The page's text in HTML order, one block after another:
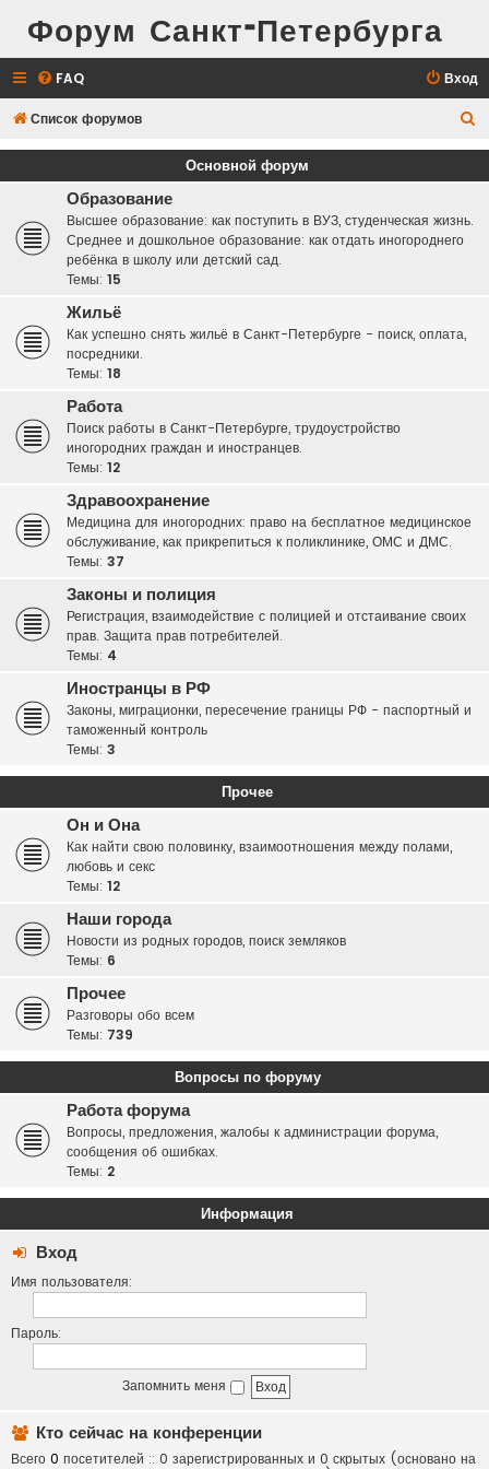
Форум Санкт-Петербурга
FAQ Вход
Список форумов
о
Основной форум
Образование
Высшее образование: как поступить в ВУЗ, студенческая жизнь.
Среднее и дошкольное образование: как отдать иногороднего
ребёнка в школу или детский сад.
Темы: 15
Жильё
Как успешно снять жильё в Санкт-Петербурге - поиск, оплата,
посредники.
Темы: 18
Работа
Поиск работы в Санкт-Петербурге, трудоустройство
иногородних граждан и иностранцев.
Темы: 12
Здравоохранение
Медицина для иногородних: право на бесплатное медицинское
обслуживание, как прикрепиться к поликлинике, ОМС и ДМС.
Темы: 37
Законы и полиция
Регистрация, взаимодействие с полицией и отстаивание своих
прав. Защита прав потребителей.
Темы: 4
Иностранцы в РФ
Законы, миграционки, пересечение границы РФ - паспортный и
таможенный контроль
Темы: 3
Прочее
Он и Она
Как найти свою половинку, взаимоотношения между полами,
любовь и секс
Темы: 12
Наши города
Новости из родных городов, поиск земляков
Темы: 6
Прочее
Разговоры обо всем
Темы: 739
Вопросы по форуму
Работа форума
Вопросы, предложения, жалобы к администрации форума,
сообщения об ошибках.
Темы: 2
Информация
Вход
Имя пользователя:
Пароль:
Запомнить меня
Кто сейчас на конференции
Всего 0 посетителей :: 0 зарегистрированных и 0 скрытых (основано на